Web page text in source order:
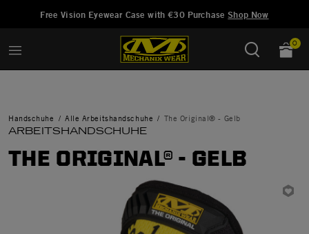
Free Vision Eyewear Case with €30 PurchaseShop Now
0
Handschuhe Alle Arbeitshandschuhe The Original® - Gelb
ARBEITSHANDSCHUHE
THE ORIGINAL® - GELB
Hinzugefügt zu Wunschliste verwalten